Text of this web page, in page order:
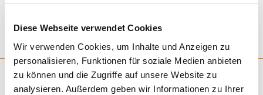
Diese Webseite verwendet Cookies
Wir verwenden Cookies, um Inhalte und Anzeigen zu
personalisieren, Funktionen für soziale Medien anbieten
zu können und die Zugriffe auf unsere Website zu
analysieren. Außerdem geben wir Informationen zu Ihrer
35 JAHRE JUBILÄUM (NEWS)